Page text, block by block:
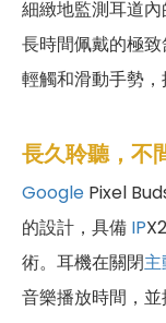
細緻地監測耳道
長時間佩戴的極
輕觸和滑動手勢，
長久聆聽，不
Google Pixel
的設計，具備 IPX2
術。耳機在關閉
音樂播放時間，